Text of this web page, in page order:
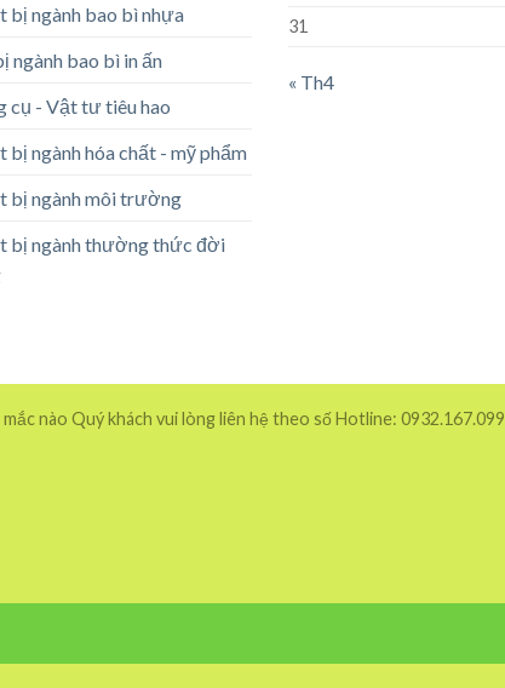
bị ngành bao bì nhựa
ngành bao bì in ấn
cụ - Vật tư tiêu hao
bị ngành hóa chất - mỹ phẩm
bị ngành môi trường
bị ngành thường thức đời
31
« Th4
nào Quý khách vui lòng liên hệ theo số Hotline: 0932.167.099